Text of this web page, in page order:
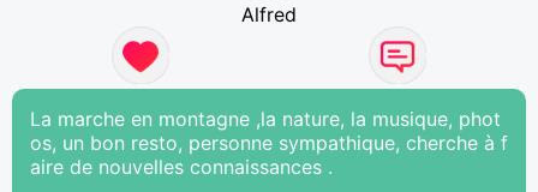
Alfred
La marche en montagne ,la nature, la musique, phot
os, un bon resto, personne sympathique, cherche à f
aire de nouvelles connaissances .